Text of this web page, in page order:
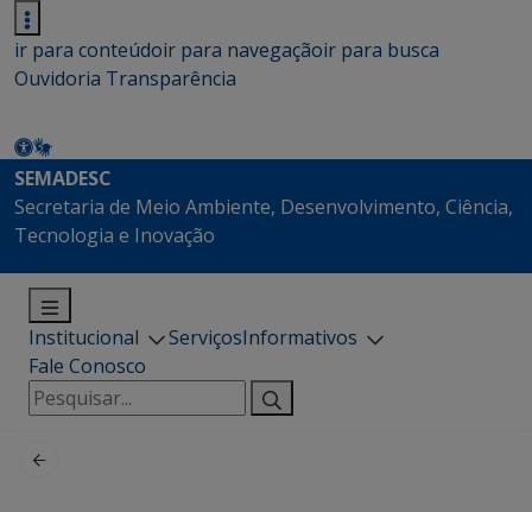
ir para conteúdoir para navegaçãoir para busca
Ouvidoria Transparência
SEMADESC
Secretaria de Meio Ambiente, Desenvolvimento, Ciência,
Tecnologia e Inovação
Institucional ServiçosInformativos
Fale Conosco
Pesquisar
por: